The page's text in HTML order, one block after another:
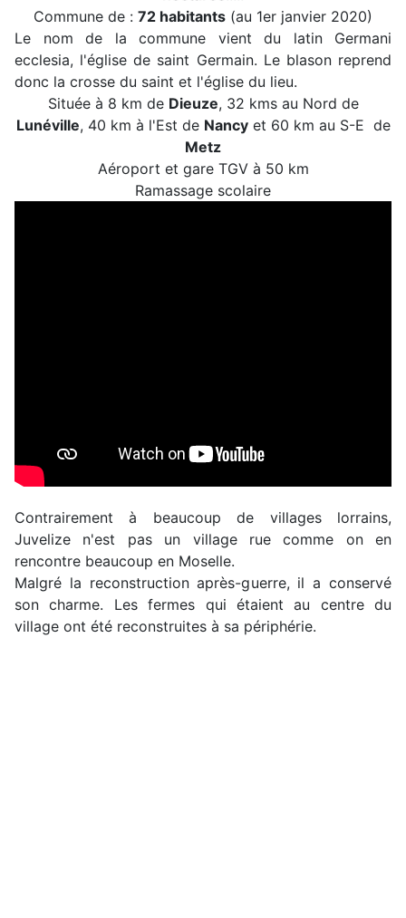
Commune de : 72 habitants (au 1er janvier 2020)
Le nom de la commune vient du latin Germani
ecclesia, l'église de saint Germain. Le blason reprend
donc la crosse du saint et l'église du lieu.
Située à 8 km de Dieuze, 32 kms au Nord de
Lunéville, 40 km à l'Est de Nancyet 60 km au S-E de
Metz
Aéroport et gare TGV à 50 km
Ramassage scolaire
Contrairement à beaucoup de villages lorrains,
Juvelize n'est pas un village rue comme on en
rencontre beaucoup en Moselle.
Malgré la reconstruction après-guerre, il a conservé
son charme. Les fermes qui étaient au centre du
village ont été reconstruites à sa périphérie.